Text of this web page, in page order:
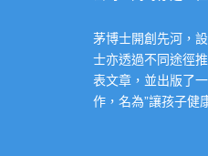
茅博士開創先河，
士亦透過不同途徑
表文章，並出版了
作，名為”讓孩子健